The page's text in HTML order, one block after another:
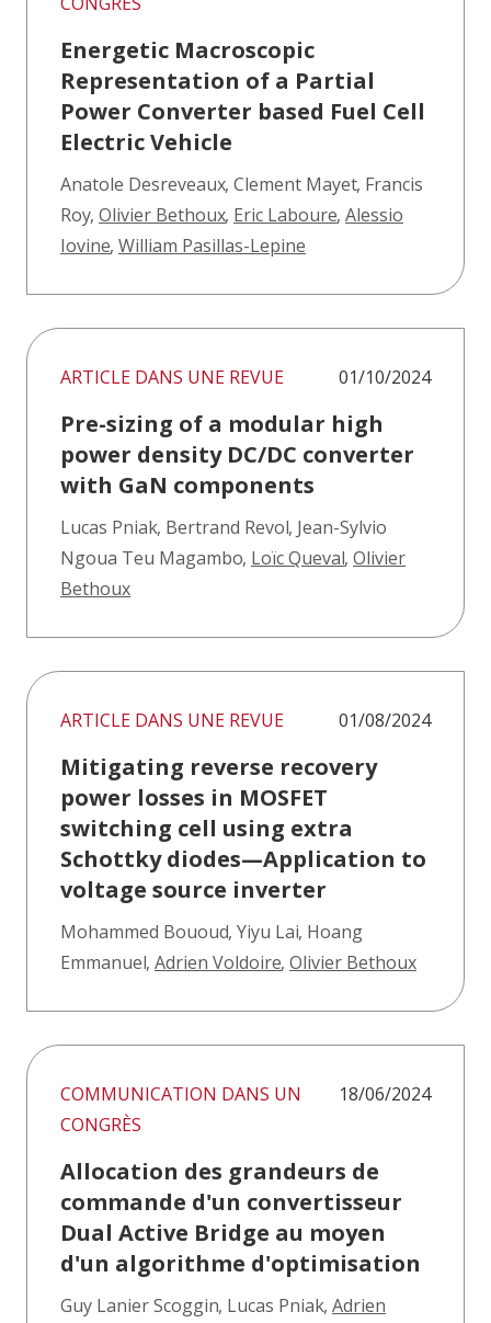
Energetic Macroscopic
Representation of a Partial
Power Converter based Fuel Cell
Electric Vehicle
Anatole Desreveaux, Clement Mayet, Francis
Roy, Olivier Bethoux, Eric Laboure, Alessio
Iovine, William Pasillas-Lepine
ARTICLE DANS UNE REVUE 01/10/2024
Pre-sizing of a modular high
power density DC/DC converter
with GaN components
Lucas Pniak, Bertrand Revol, Jean-Sylvio
Ngoua Teu Magambo, Loïc Queval, Olivier
Bethoux
ARTICLE DANS UNE REVUE 01/08/2024
Mitigating reverse recovery
power losses in MOSFET
switching cell using extra
Schottky diodes—Application to
voltage source inverter
Mohammed Bououd, Yiyu Lai, Hoang
Emmanuel, Adrien Voldoire, Olivier Bethoux
COMMUNICATION DANS UN
CONGRÈS
18/06/2024
Allocation des grandeurs de
commande d'un convertisseur
Dual Active Bridge au moyen
d'un algorithme d'optimisation
Guy Lanier Scoggin, Lucas Pniak, Adrien